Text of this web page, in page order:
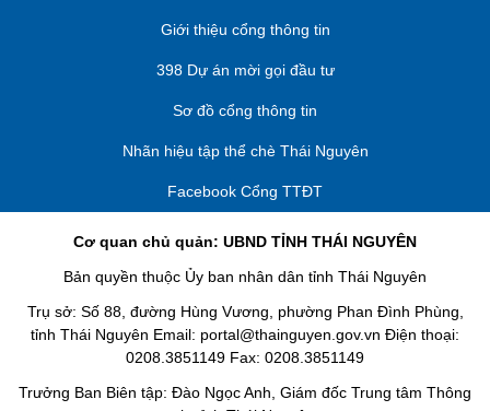
Giới thiệu cổng thông tin
398 Dự án mời gọi đầu tư
Sơ đồ cổng thông tin
Nhãn hiệu tập thể chè Thái Nguyên
Facebook Cổng TTĐT
Cơ quan chủ quản: UBND TỈNH THÁI NGUYÊN
Bản quyền thuộc Ủy ban nhân dân tỉnh Thái Nguyên
Trụ sở: Số 88, đường Hùng Vương, phường Phan Đình Phùng,
tỉnh Thái Nguyên Email: portal@thainguyen.gov.vn Điện thoại:
0208.3851149 Fax: 0208.3851149
Trưởng Ban Biên tập: Đào Ngọc Anh, Giám đốc Trung tâm Thông